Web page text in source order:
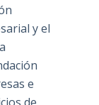
y el
e